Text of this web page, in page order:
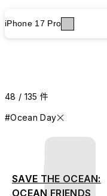
iPhone 17 Pro
48 / 135 件
#Ocean Day
SAVE THE OCEAN:
OCEAN FRIENDS